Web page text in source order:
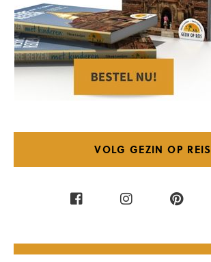
VOLG GEZIN OP REIS